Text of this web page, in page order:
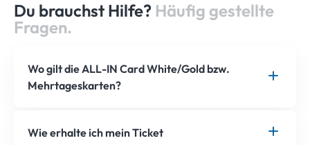
Du brauchst Hilfe? Häufig gestellte
Fragen.
Wo gilt die ALL-IN Card White/Gold bzw.
Mehrtageskarten?
Wie erhalte ich mein Ticket